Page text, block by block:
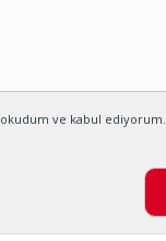
okudum ve kabul ediyorum.